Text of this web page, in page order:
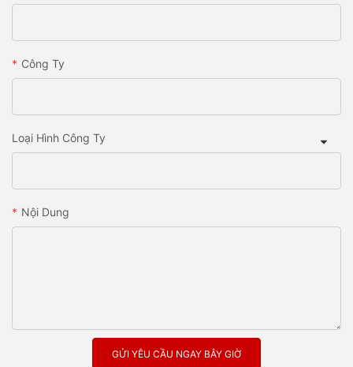
Công Ty
Loại Hình Công Ty
Nội Dung
GỬI YÊU CẦU NGAY BÂY GIỜ